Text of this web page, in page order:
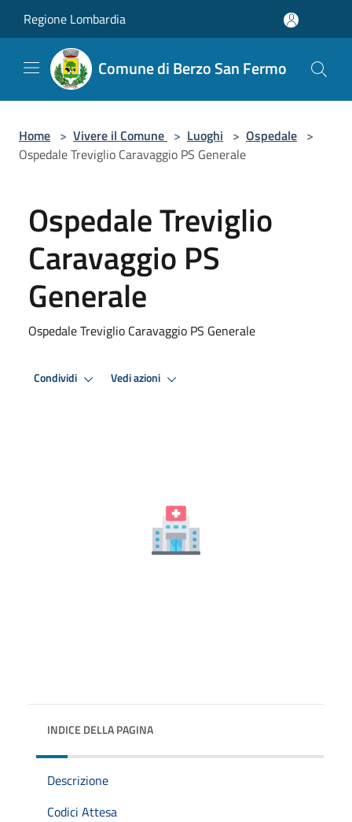
Regione Lombardia
Comune di Berzo San Fermo
Home > Vivere il Comune > Luoghi > Ospedale >
Ospedale Treviglio Caravaggio PS Generale
Ospedale Treviglio
Caravaggio PS
Generale
Ospedale Treviglio Caravaggio PS Generale
Condividi Vedi azioni
INDICE DELLA PAGINA
Descrizione
Codici Attesa